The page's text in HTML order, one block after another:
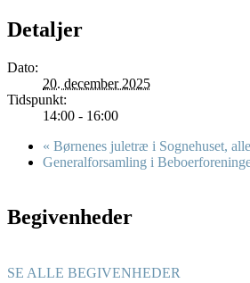
Detaljer
Dato:
20. december 2025
Tidspunkt:
14:00 - 16:00
« Børnenes juletræ i Sognehuset,
Generalforsamling i
Begivenheder
SE ALLE BEGIVENHEDER